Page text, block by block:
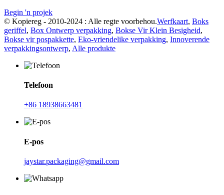
Begin 'n projek
© Kopiereg - 2010-2024 : Alle regte voorbehou.Werfkaart, Boks
geriffel, Box Ontwerp verpakking, Bokse Vir Klein Besigheid,
Bokse vir pospakkette, Eko-vriendelike verpakking, Innoverende
verpakkingsontwerp, Alle produkte
Telefoon
+86 18938663481
E-pos
jaystar.packaging@gmail.com